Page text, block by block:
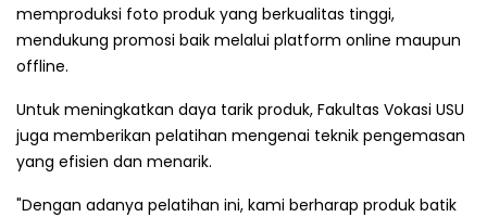
memproduksi foto produk yang berkualitas tinggi,
mendukung promosi baik melalui platform online maupun
offline.
Untuk meningkatkan daya tarik produk, Fakultas Vokasi USU
juga memberikan pelatihan mengenai teknik pengemasan
yang efisien dan menarik.
"Dengan adanya pelatihan ini, kami berharap produk batik